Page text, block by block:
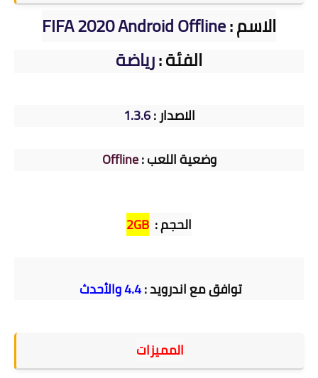
الاسم : FIFA 2020 Android Offline
الفئة : رياضة
الاصدار : 1.3.6
وضعية اللعب : Offline
الحجم : 2GB
توافق مع اندرويد : 4.4 والأحدث
المميزات